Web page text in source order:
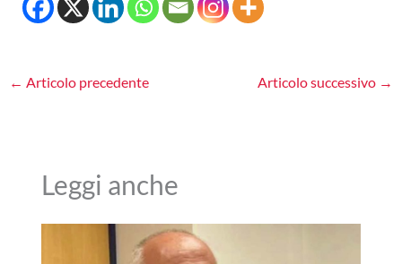
← Articolo precedente Articolo successivo →
Leggi anche